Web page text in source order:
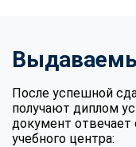
После успешной
получают диплом
документ
учебного центра: